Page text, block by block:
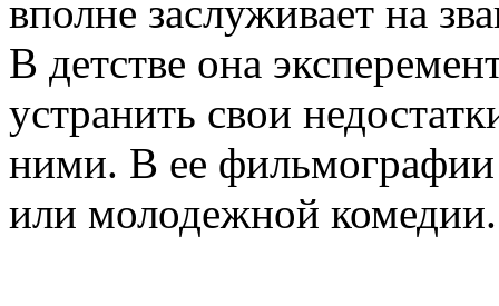
вполне заслуживает на
В детстве она
устранить свои
ними. В ее
или молодежной комедии.